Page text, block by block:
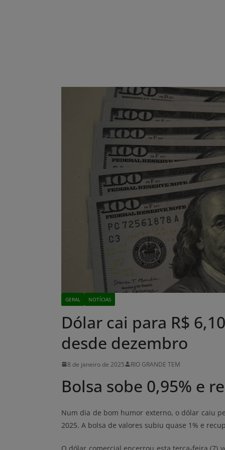
GERAL NOTÍCIAS
Dólar cai para R$
desde dezembro
8 de janeiro de 2025 RIO GRANDE TEM
Bolsa sobe 0,95% e
Num dia de bom humor externo, o dólar caiu
2025. A bolsa de valores subiu quase 1% e